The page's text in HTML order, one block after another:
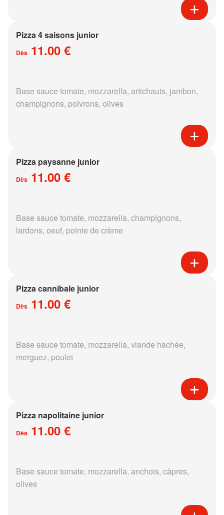
Pizza 4 saisons junior
Dès 11.00 €
Base sauce tomate, mozzarella, artichauts, jambon,
champignons, poivrons, olives
Pizza paysanne junior
Dès 11.00 €
Base sauce tomate, mozzarella, champignons,
lardons, oeuf, pointe de crème
Pizza cannibale junior
Dès 11.00 €
Base sauce tomate, mozzarella, viande hachée,
merguez, poulet
Pizza napolitaine junior
Dès 11.00 €
Base sauce tomate, mozzarella, anchois, câpres,
olives